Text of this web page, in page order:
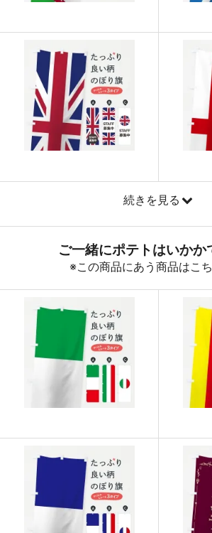
31 901
32 899
33 897
34
890
37 888
887
40 883
41 880
42 878
876
45 874
46 873
47 872
871
続きを見る